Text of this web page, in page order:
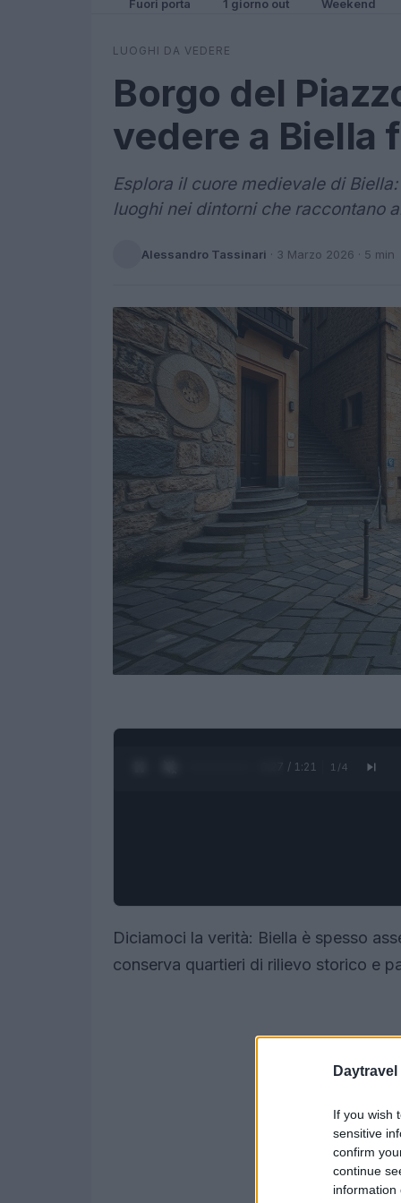
Daytravel
If you wish
sensitive
confirm
continue
information
Fuori porta 1 giorno out Weekend
LUOGHI DA VEDERE
Borgo del
vedere a Biella
Esplora il cuore medievale di
luoghi nei dintorni che raccontano
Alessandro Tassinari · 3 Marzo 2026 · 5 min
0:28 / 1:21 1 /4
Diciamoci la verità: Biella è spesso
conserva quartieri di rilievo storico e